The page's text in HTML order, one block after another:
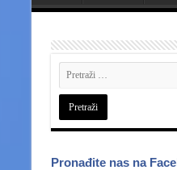
Pronađite nas na